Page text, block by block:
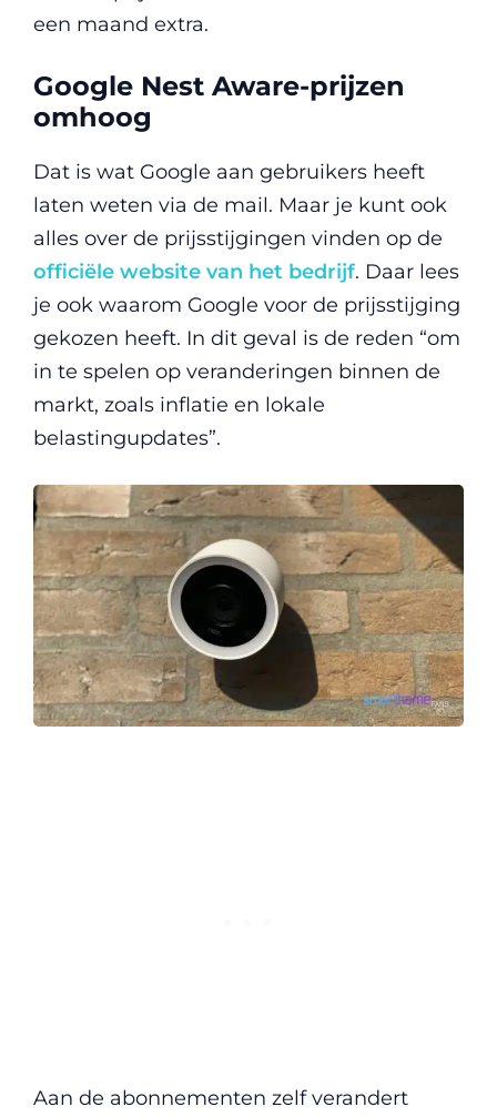
een maand extra.
Google Nest Aware-prijzen
omhoog
Dat is wat Google aan gebruikers heeft
laten weten via de mail. Maar je kunt ook
alles over de prijsstijgingen vinden op de
officiële website van het bedrijf. Daar lees
je ook waarom Google voor de prijsstijging
gekozen heeft. In dit geval is de reden “om
in te spelen op veranderingen binnen de
markt, zoals inflatie en lokale
belastingupdates”.
Aan de abonnementen zelf verandert